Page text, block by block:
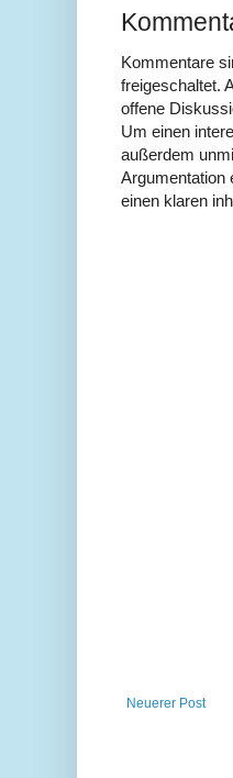
Kommentare
freigeschaltet.
offene
Um einen
außerdem
Argumentation
einen klaren
Neuerer Post